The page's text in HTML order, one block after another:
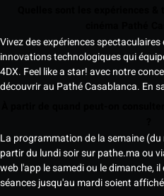
Vivez des expériences
innovations technologiques qui
4DX. Feel like a star! avec notre
découvrir au Pathé Casablanca. En
La programmation de la semaine
partir du lundi soir sur pathe.ma ou
web l'app le samedi ou le dimanche,
séances jusqu'au mardi soient